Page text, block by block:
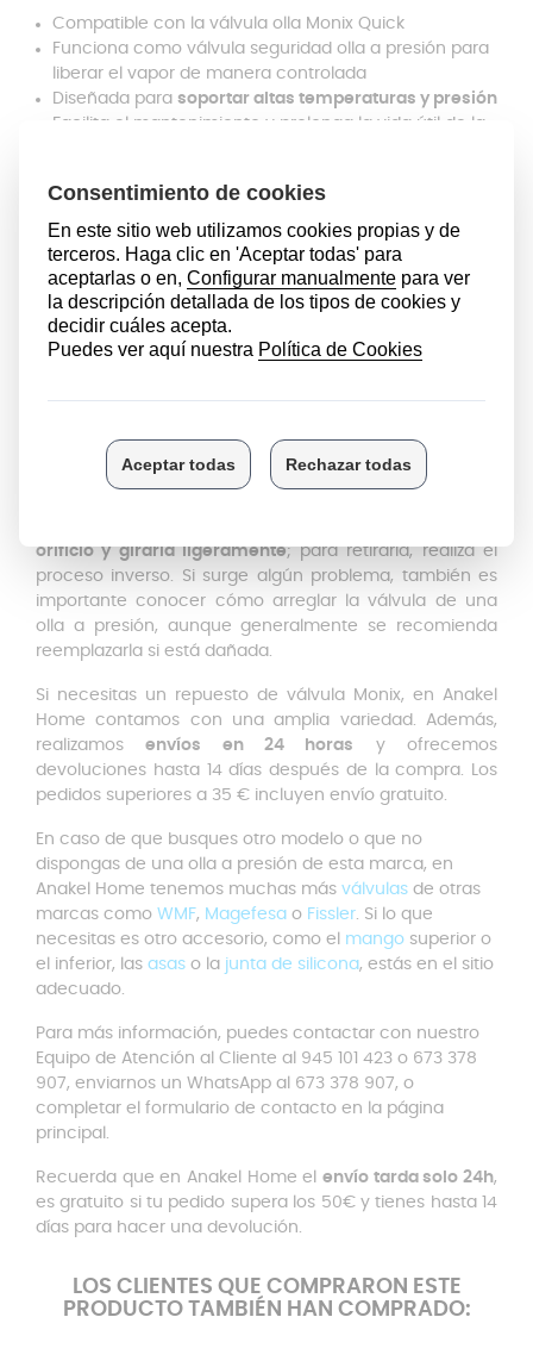
Compatible con la válvula olla Monix Quick
Funciona como válvula seguridad olla a presión para
liberar el vapor de manera controlada
Diseñada para soportar altas temperaturas y presión
Facilita el mantenimiento y prolonga la vida útil de la
Mantenimiento: limpieza y
cuidado de la válvula
Es fundamental conocercómo limpiar la válvula de la
olla a presiónpara evitar obstrucciones y garantizar su
correcto funcionamiento. Muchas personas buscan
cómo limpiar válvula olla presión, ya que mantenerla
libre de restos de comida permite que el vapor circule
Saber cómo se coloca la válvula de la olla a presión o
cómo quitar la válvula de la olla a presión es útil para
orificio y girarla ligeramente; para retirarla, realiza el
proceso inverso. Si surge algún problema, también es
importante conocer cómo arreglar la válvula de una
olla a presión, aunque generalmente se recomienda
reemplazarla si está dañada.
Si necesitas un repuesto de válvula Monix, en Anakel
Home contamos con una amplia variedad. Además,
realizamosenvíos en 24 horas y ofrecemos
devoluciones hasta 14 días después de la compra. Los
pedidos superiores a 35 € incluyen envío gratuito.
En caso de que busques otro modelo o que no
dispongas de una olla a presión de esta marca, en
Anakel Home tenemos muchas más válvulas de otras
marcas como WMF, Magefesa o Fissler. Si lo que
necesitas es otro accesorio, como el mango superior o
el inferior, las asas o la junta de silicona, estás en el sitio
adecuado.
Para más información, puedes contactar con nuestro
Equipo de Atención al Cliente al 945 101 423 o 673 378
907, enviarnos un WhatsApp al 673 378 907, o
completar el formulario de contacto en la página
principal.
Recuerda que en Anakel Home el envío tarda solo 24h,
es gratuito si tu pedido supera los 50€ y tienes hasta 14
días para hacer una devolución.
LOS CLIENTES QUE COMPRARON ESTE
PRODUCTO TAMBIÉN HAN COMPRADO: